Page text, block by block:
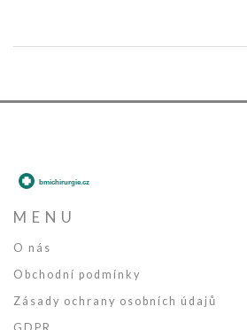
normálnímu fungování. Světlým
MENU
O nás
Obchodní podmínky
Zásady ochrany osobních údajů